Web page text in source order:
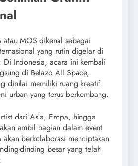
atau MOS dikenal sebagai
yang rutin digelar di
Di Indonesia, acara ini kembali
di Belazo All Space,
dinilai memiliki ruang kreatif
urban yang terus berkembang.
dari Asia, Eropa, hingga
ambil bagian dalam event
akan berkolaborasi menciptakan
dinding besar yang telah